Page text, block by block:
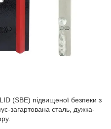
(SBE) підвищеної безпеки з
загартована сталь, дужка-